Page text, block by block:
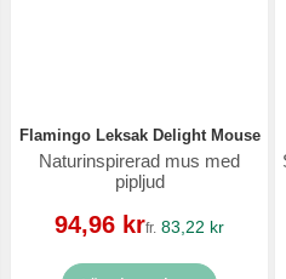
Flamingo Leksak Delight Mouse
Naturinspirerad mus med
pipljud
Reapris
94,96 krfr. 83,22 kr